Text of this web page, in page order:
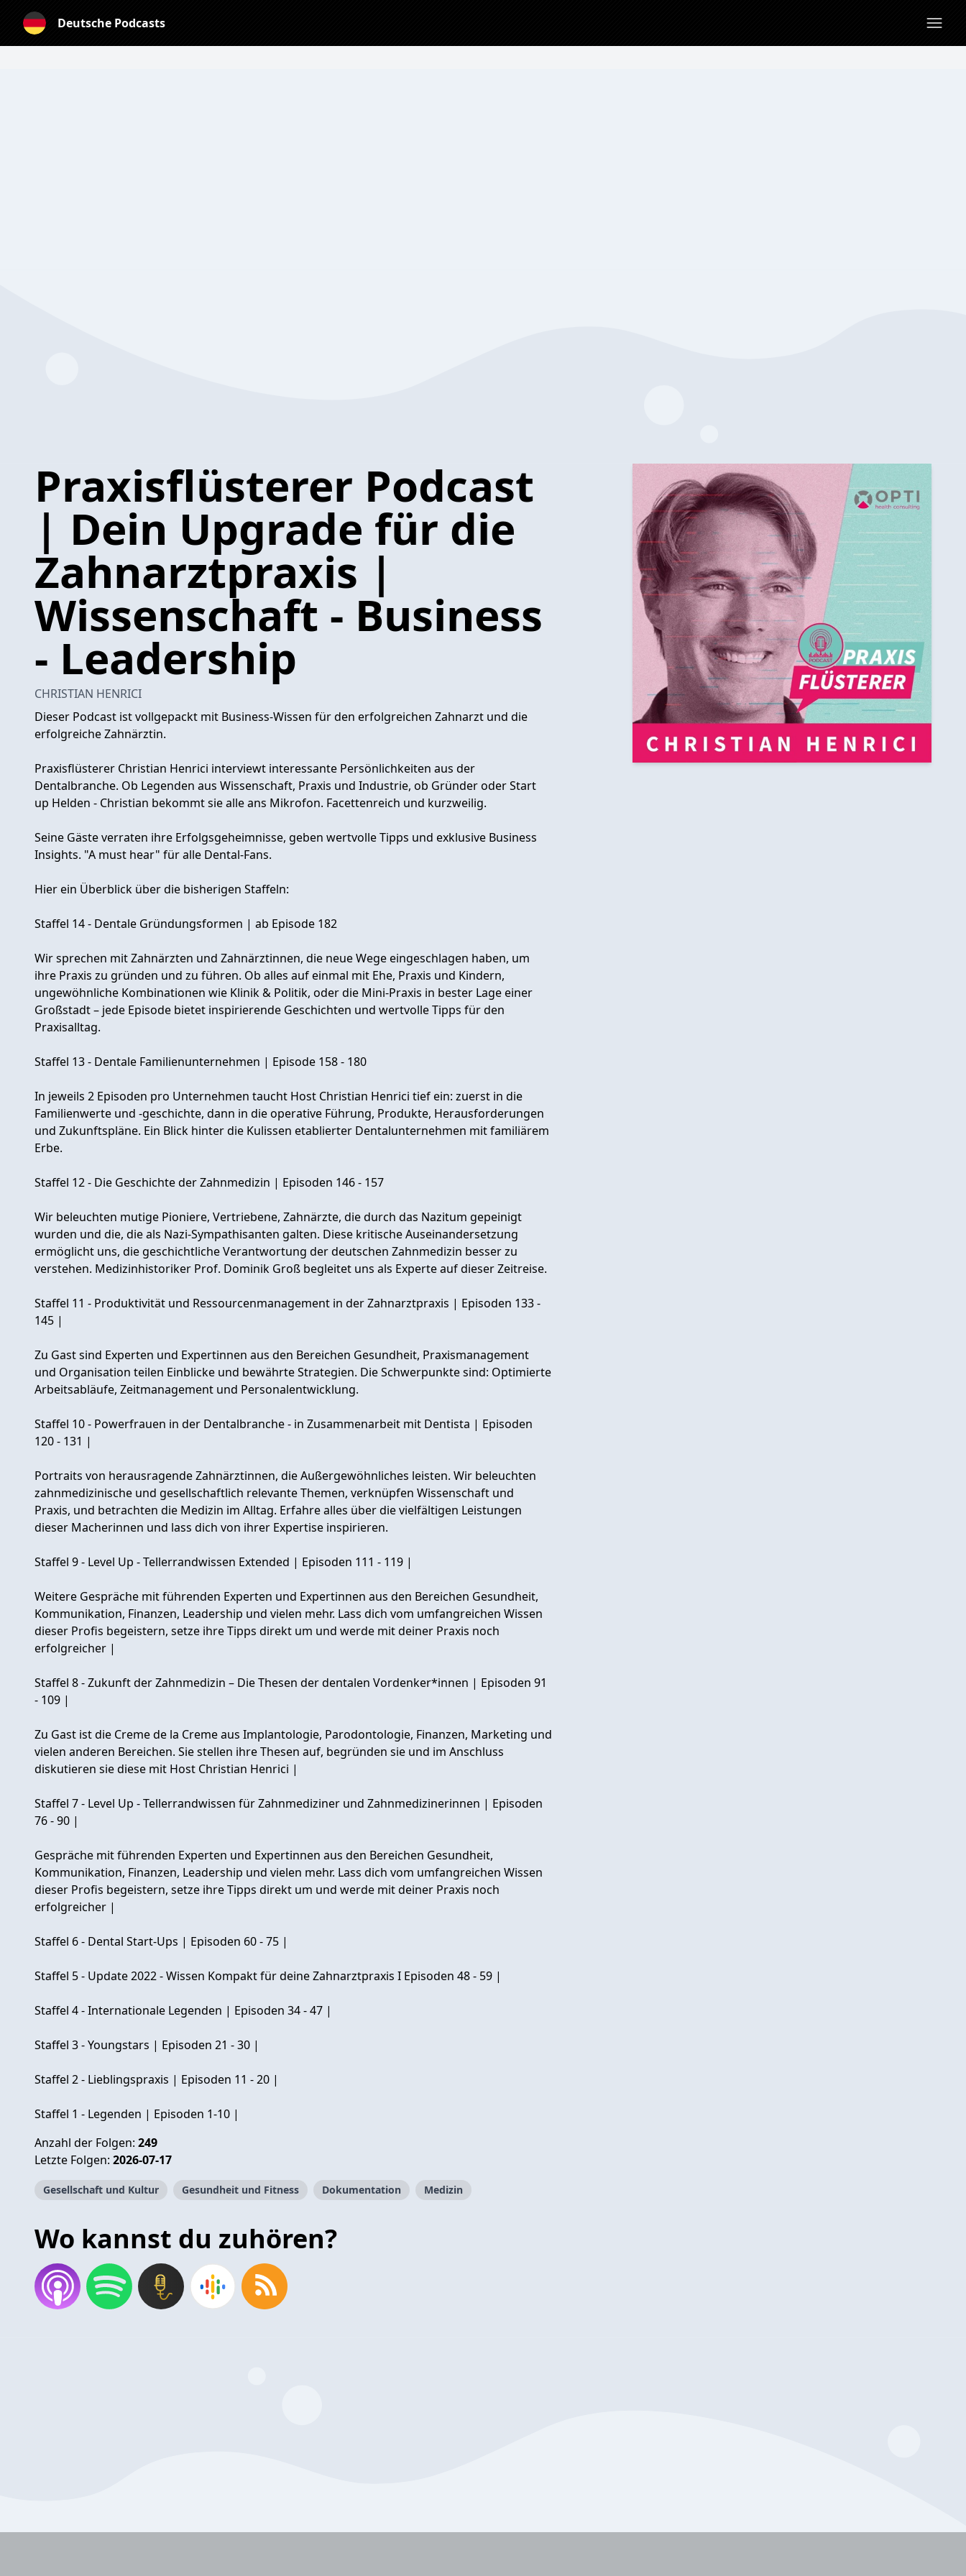
Deutsche Podcasts
Praxisflüsterer Podcast
| Dein Upgrade für die
Zahnarztpraxis |
Wissenschaft - Business
- Leadership
CHRISTIAN HENRICI
Dieser Podcast ist vollgepackt mit Business-Wissen für den erfolgreichen Zahnarzt und die
erfolgreiche Zahnärztin.
Praxisflüsterer Christian Henrici interviewt interessante Persönlichkeiten aus der
Dentalbranche. Ob Legenden aus Wissenschaft, Praxis und Industrie, ob Gründer oder Start
up Helden - Christian bekommt sie alle ans Mikrofon. Facettenreich und kurzweilig.
Seine Gäste verraten ihre Erfolgsgeheimnisse, geben wertvolle Tipps und exklusive Business
Insights. "A must hear" für alle Dental-Fans.
Hier ein Überblick über die bisherigen Staffeln:
Staffel 14 - Dentale Gründungsformen | ab Episode 182
Wir sprechen mit Zahnärzten und Zahnärztinnen, die neue Wege eingeschlagen haben, um
ihre Praxis zu gründen und zu führen. Ob alles auf einmal mit Ehe, Praxis und Kindern,
ungewöhnliche Kombinationen wie Klinik & Politik, oder die Mini-Praxis in bester Lage einer
Großstadt – jede Episode bietet inspirierende Geschichten und wertvolle Tipps für den
Praxisalltag.
Staffel 13 - Dentale Familienunternehmen | Episode 158 - 180
In jeweils 2 Episoden pro Unternehmen taucht Host Christian Henrici tief ein: zuerst in die
Familienwerte und -geschichte, dann in die operative Führung, Produkte, Herausforderungen
und Zukunftspläne. Ein Blick hinter die Kulissen etablierter Dentalunternehmen mit familiärem
Erbe.
Staffel 12 - Die Geschichte der Zahnmedizin | Episoden 146 - 157
Wir beleuchten mutige Pioniere, Vertriebene, Zahnärzte, die durch das Nazitum gepeinigt
wurden und die, die als Nazi-Sympathisanten galten. Diese kritische Auseinandersetzung
ermöglicht uns, die geschichtliche Verantwortung der deutschen Zahnmedizin besser zu
verstehen. Medizinhistoriker Prof. Dominik Groß begleitet uns als Experte auf dieser Zeitreise.
Staffel 11 - Produktivität und Ressourcenmanagement in der Zahnarztpraxis | Episoden 133 -
145 |
Zu Gast sind Experten und Expertinnen aus den Bereichen Gesundheit, Praxismanagement
und Organisation teilen Einblicke und bewährte Strategien. Die Schwerpunkte sind: Optimierte
Arbeitsabläufe, Zeitmanagement und Personalentwicklung.
Staffel 10 - Powerfrauen in der Dentalbranche - in Zusammenarbeit mit Dentista | Episoden
120 - 131 |
Portraits von herausragende Zahnärztinnen, die Außergewöhnliches leisten. Wir beleuchten
zahnmedizinische und gesellschaftlich relevante Themen, verknüpfen Wissenschaft und
Praxis, und betrachten die Medizin im Alltag. Erfahre alles über die vielfältigen Leistungen
dieser Macherinnen und lass dich von ihrer Expertise inspirieren.
Staffel 9 - Level Up - Tellerrandwissen Extended | Episoden 111 - 119 |
Weitere Gespräche mit führenden Experten und Expertinnen aus den Bereichen Gesundheit,
Kommunikation, Finanzen, Leadership und vielen mehr. Lass dich vom umfangreichen Wissen
dieser Profis begeistern, setze ihre Tipps direkt um und werde mit deiner Praxis noch
erfolgreicher |
Staffel 8 - Zukunft der Zahnmedizin – Die Thesen der dentalen Vordenker*innen | Episoden 91
- 109 |
Zu Gast ist die Creme de la Creme aus Implantologie, Parodontologie, Finanzen, Marketing und
vielen anderen Bereichen. Sie stellen ihre Thesen auf, begründen sie und im Anschluss
diskutieren sie diese mit Host Christian Henrici |
Staffel 7 - Level Up - Tellerrandwissen für Zahnmediziner und Zahnmedizinerinnen | Episoden
76 - 90 |
Gespräche mit führenden Experten und Expertinnen aus den Bereichen Gesundheit,
Kommunikation, Finanzen, Leadership und vielen mehr. Lass dich vom umfangreichen Wissen
dieser Profis begeistern, setze ihre Tipps direkt um und werde mit deiner Praxis noch
erfolgreicher |
Staffel 6 - Dental Start-Ups | Episoden 60 - 75 |
Staffel 5 - Update 2022 - Wissen Kompakt für deine Zahnarztpraxis I Episoden 48 - 59 |
Staffel 4 - Internationale Legenden | Episoden 34 - 47 |
Staffel 3 - Youngstars | Episoden 21 - 30 |
Staffel 2 - Lieblingspraxis | Episoden 11 - 20 |
Staffel 1 - Legenden | Episoden 1-10 |
Anzahl der Folgen: 249
Letzte Folgen: 2026-07-17
Gesellschaft und Kultur Gesundheit und Fitness Dokumentation Medizin
Wo kannst du zuhören?